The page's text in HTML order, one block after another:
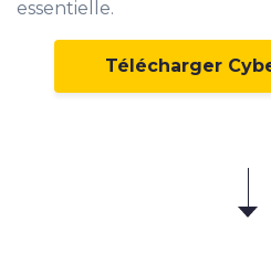
essentielle.
Télécharger